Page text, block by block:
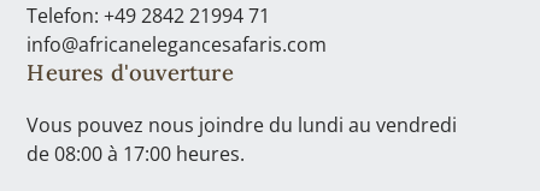
Telefon: +49 2842 21994 71
info@africanelegancesafaris.com
Heures d'ouverture
Vous pouvez nous joindre du lundi au vendredi
de 08:00 à 17:00 heures.